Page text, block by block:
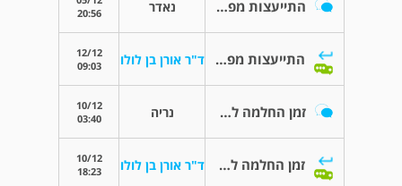
התייעצות מפרק ירך נאדר
20:56
התייעצות מפרק ירך ד"ר אורן בן לולו
12/12
09:03
זמן החלמה לאחר ניתוח להחלפת מפרק ירך נריה
10/12
03:40
זמן החלמה לאחר ניתוח להחלפת מפרק ירך ד"ר אורן בן לולו
10/12
18:23